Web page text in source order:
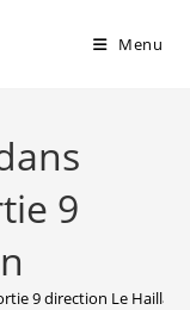
Menu
9
9 direction Le Haillan